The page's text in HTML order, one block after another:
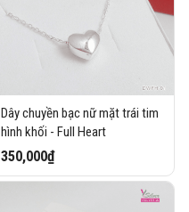
Dây chuyền bạc nữ mặt trái tim
hình khối - Full Heart
350,000₫